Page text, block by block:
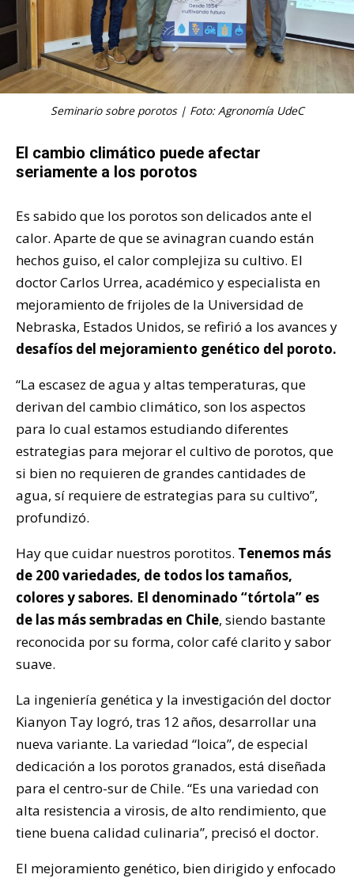
Seminario sobre porotos | Foto: Agronomía UdeC
El cambio climático puede afectar
seriamente a los porotos
Es sabido que los porotos son delicados ante el
calor. Aparte de que se avinagran cuando están
hechos guiso, el calor complejiza su cultivo. El
doctor Carlos Urrea, académico y especialista en
mejoramiento de frijoles de la Universidad de
Nebraska, Estados Unidos, se refirió a los avances y
desafíos del mejoramiento genético del poroto.
“La escasez de agua y altas temperaturas, que
derivan del cambio climático, son los aspectos
para lo cual estamos estudiando diferentes
estrategias para mejorar el cultivo de porotos, que
si bien no requieren de grandes cantidades de
agua, sí requiere de estrategias para su cultivo”,
profundizó.
Hay que cuidar nuestros porotitos. Tenemos más
de 200 variedades, de todos los tamaños,
colores y sabores. El denominado “tórtola” es
de las más sembradas en Chile, siendo bastante
reconocida por su forma, color café clarito y sabor
suave.
La ingeniería genética y la investigación del doctor
Kianyon Tay logró, tras 12 años, desarrollar una
nueva variante. La variedad “loica”, de especial
dedicación a los porotos granados, está diseñada
para el centro-sur de Chile. “Es una variedad con
alta resistencia a virosis, de alto rendimiento, que
tiene buena calidad culinaria”, precisó el doctor.
El mejoramiento genético, bien dirigido y enfocado